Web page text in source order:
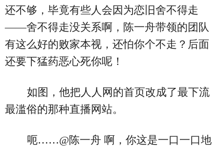
还不够，毕竟有些人会因为恋旧舍不得走
——舍不得走没关系啊，陈一舟带领的团队
有这么好的败家本视，还怕你个不走？后面
还要下猛药恶心死你呢！
如图，他把人人网的首页改成了最下流
最滥俗的那种直播网站。
呃……@陈一舟 啊，你这是一口一口地